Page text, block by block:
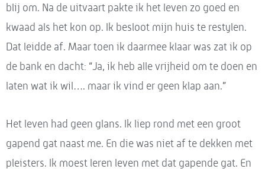
blij om. Na de uitvaart pakte ik het leven zo goed en
kwaad als het kon op. Ik besloot mijn huis te restylen.
Dat leidde af. Maar toen ik daarmee klaar was zat ik op
de bank en dacht: “Ja, ik heb alle vrijheid om te doen en
laten wat ik wil…. maar ik vind er geen klap aan.”
Het leven had geen glans. Ik liep rond met een groot
gapend gat naast me. En die was niet af te dekken met
pleisters. Ik moest leren leven met dat gapende gat. En